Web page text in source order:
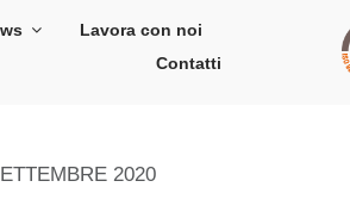
Lavora con noi
Contatti
2020